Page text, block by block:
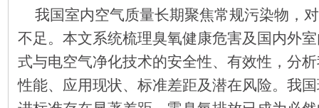
我国室内空气质量长期聚焦常规污染物，
不足。本文系统梳理臭氧健康危害及国内外
式与电空气净化技术的安全性、有效性，分
性能、应用现状、标准差距及潜在风险。我